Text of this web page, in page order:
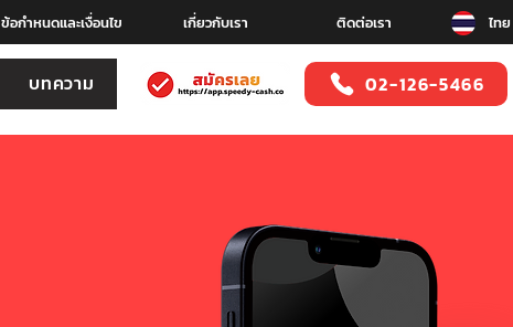
ข้อกำหนดและเงื่อนไข เกี่ยวกับเรา ติดต่อเรา ไทย
บทความ 02-126-5466